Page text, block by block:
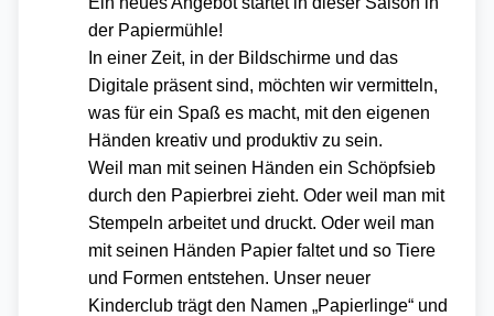
der Papiermühle!
In einer Zeit, in der Bildschirme und das
Digitale präsent sind, möchten wir vermitteln,
was für ein Spaß es macht, mit den eigenen
Händen kreativ und produktiv zu sein.
Weil man mit seinen Händen ein Schöpfsieb
durch den Papierbrei zieht. Oder weil man mit
Stempeln arbeitet und druckt. Oder weil man
mit seinen Händen Papier faltet und so Tiere
und Formen entstehen. Unser neuer
Kinderclub trägt den Namen „Papierlinge“ und